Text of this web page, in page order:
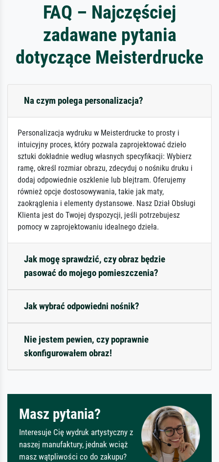
FAQ – Najczęściej
zadawane pytania
dotyczące Meisterdrucke
Na czym polega personalizacja?
Personalizacja wydruku w Meisterdrucke to prosty i
intuicyjny proces, który pozwala zaprojektować dzieło
sztuki dokładnie według własnych specyfikacji: Wybierz
ramę, określ rozmiar obrazu, zdecyduj o nośniku druku i
dodaj odpowiednie oszklenie lub blejtram. Oferujemy
również opcje dostosowywania, takie jak maty,
zaokrąglenia i elementy dystansowe. Nasz Dział Obsługi
Klienta jest do Twojej dyspozycji, jeśli potrzebujesz
pomocy w zaprojektowaniu idealnego dzieła.
Jak mogę sprawdzić, czy obraz będzie
pasować do mojego pomieszczenia?
Jak wybrać odpowiedni nośnik?
Nie jestem pewien, czy poprawnie
skonfigurowałem obraz!
Masz pytania?
Interesuje Cię wydruk artystyczny z
naszej manufaktury, jednak wciąż
masz wątpliwości co do zakupu?